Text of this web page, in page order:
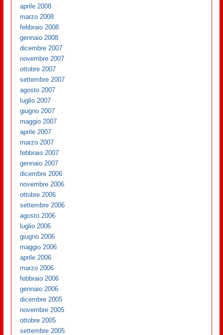
aprile 2008
marzo 2008
febbraio 2008
gennaio 2008
dicembre 2007
novembre 2007
ottobre 2007
settembre 2007
agosto 2007
luglio 2007
giugno 2007
maggio 2007
aprile 2007
marzo 2007
febbraio 2007
gennaio 2007
dicembre 2006
novembre 2006
ottobre 2006
settembre 2006
agosto 2006
luglio 2006
giugno 2006
maggio 2006
aprile 2006
marzo 2006
febbraio 2006
gennaio 2006
dicembre 2005
novembre 2005
ottobre 2005
settembre 2005